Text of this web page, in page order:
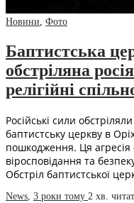
Новини, Фото
Баптистська
обстріляна
релігійні
Російські сили
баптистську церкву в
пошкодження. Ця агресія
віросповідання та
Обстріл баптистської
News, 3 роки тому 2 хв.